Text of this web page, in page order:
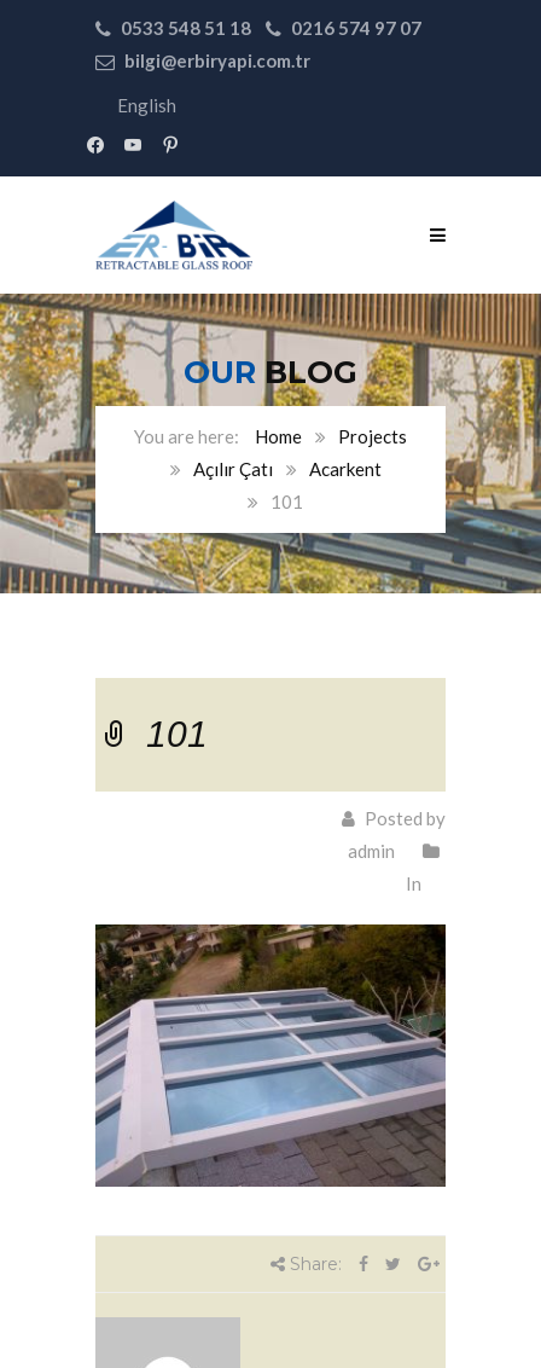
0533 548 51 18
0216 574 97 07
bilgi@erbiryapi.com.tr
English
facebookyoutubepinterest
OUR BLOG
Home
Projects
Açılır Çatı
Acarkent
101
101
Posted by
admin
In
Share: